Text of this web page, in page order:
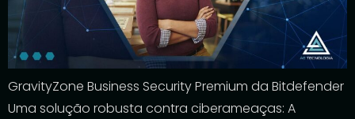
GravityZone Business Security Premium da Bitdefender
Uma solução robusta contra ciberameaças: A